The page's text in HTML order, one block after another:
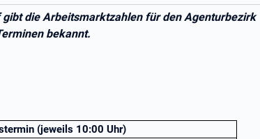
die Arbeitsmarktzahlen für den Agenturbezirk
bekannt.
(jeweils 10:00 Uhr)